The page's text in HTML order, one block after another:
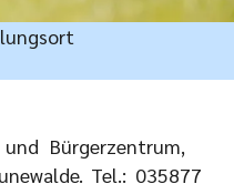
Bürgerzentrum,
Tel.: 035877